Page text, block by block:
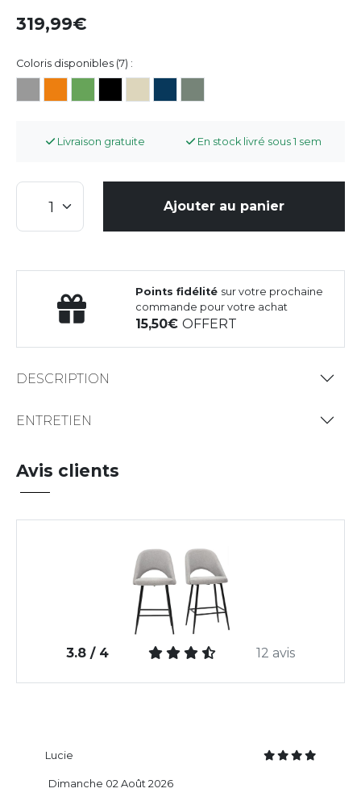
319,99
Coloris disponibles (7) :
Livraison gratuite En stock livré sous 1 sem
Ajouter au panier
Points fidélité sur votre prochaine
commande pour votre achat
15,50OFFERT
DESCRIPTION
ENTRETIEN
Avis clients
3.8 / 4 12 avis
Lucie
Dimanche 02 Août 2026